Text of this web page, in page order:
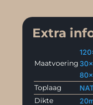
Extra
Maatvoering
Toplaag
Dikte